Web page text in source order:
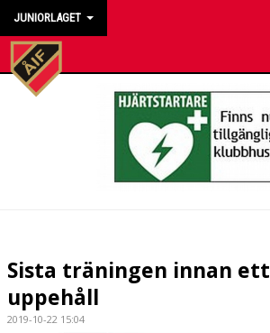
JUNIORLAGET
HEM
BILDGALLERI
DOKUMENT
Sista träningen innan
uppehåll
2019-10-22 15:04